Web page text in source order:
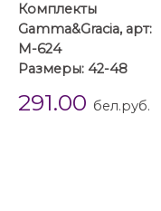
Комплекты
Gamma&Gracia, арт:
М-624
Размеры: 42-48
291.00 бел.руб.